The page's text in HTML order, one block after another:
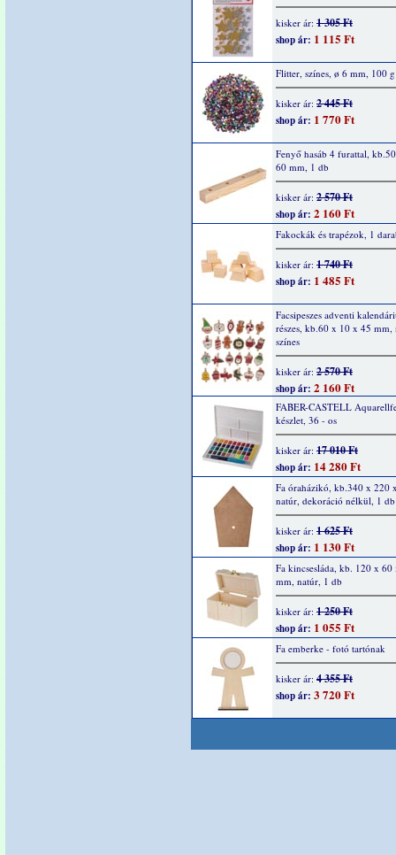
kisker ár: 1 305 Ft
shop ár: 1 115 Ft
Flitter, színes, ø 6 mm, 100 g
kisker ár: 2 445 Ft
shop ár: 1 770 Ft
Fenyő hasáb 4 furattal,
60 mm, 1 db
kisker ár: 2 570 Ft
shop ár: 2 160 Ft
Fakockák és trapézok, 1
kisker ár: 1 740 Ft
shop ár: 1 485 Ft
Facsipeszes adventi
részes, kb.60 x 10 x 45 mm,
színes
kisker ár: 2 570 Ft
shop ár: 2 160 Ft
FABER-CASTELL
készlet, 36 - os
kisker ár: 17 010 Ft
shop ár: 14 280 Ft
Fa óraházikó, kb.340 x 220
natúr, dekoráció nélkül, 1 db
kisker ár: 1 625 Ft
shop ár: 1 130 Ft
Fa kincsesláda, kb. 120 x 60
mm, natúr, 1 db
kisker ár: 1 250 Ft
shop ár: 1 055 Ft
Fa emberke - fotó tartónak
kisker ár: 4 355 Ft
shop ár: 3 720 Ft